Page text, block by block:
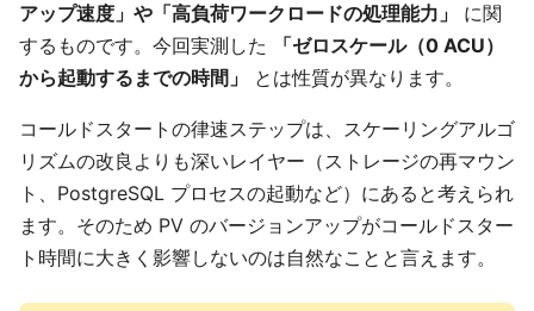
アップ速度」や「高負荷ワークロードの処理能力」
に関
するものです。今回実測した
「ゼロスケール（0 ACU）
から起動するまでの時間」
とは性質が異なります。
コールドスタートの律速ステップは、スケーリングアルゴ
リズムの改良よりも深いレイヤー（ストレージの再マウン
ト、PostgreSQL プロセスの起動など）にあると考えられ
ます。そのため PV のバージョンアップがコールドスター
ト時間に大きく影響しないのは自然なことと言えます。